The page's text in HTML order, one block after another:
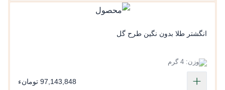
انگشتر طلا بدون نگین طرح گل
وزن: 4 گرم
97,143,848 تومانء